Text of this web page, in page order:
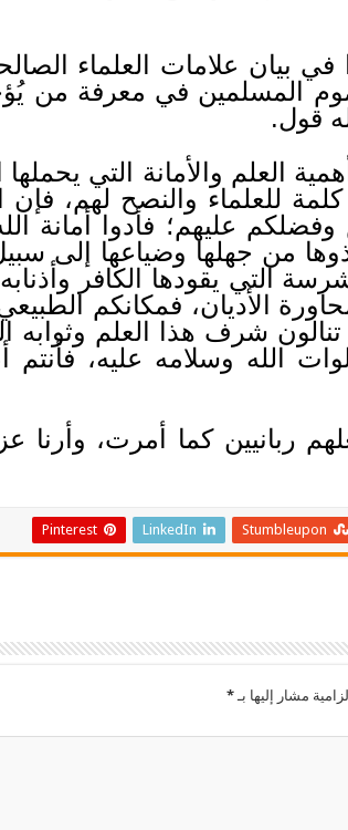
بيان علامات العلماء
المسلمين في معرفة من
قول.
العلم والأمانة التي
كلمة للعلماء والنصح لهم،
عليهم؛ فأدوا أمانة
من جهلها وضياعها إلى
التي يقودها الكافر
الأديان، فمكانكم
شرف هذا العلم
الله وسلامه عليه، فأنتم
ربانيين كما أمرت،
Stumbleupon
LinkedIn
Pinterest
مشار إليها بـ*